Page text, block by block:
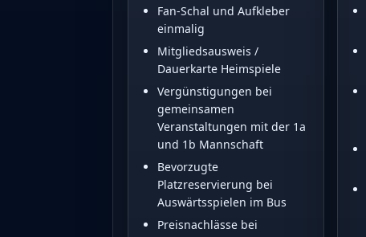
Fan-Schal und Aufkleber
einmalig
Mitgliedsausweis /
Dauerkarte Heimspiele
Vergünstigungen bei
gemeinsamen
Veranstaltungen mit der 1a
und 1b Mannschaft
Bevorzugte
Platzreservierung bei
Auswärtsspielen im Bus
Preisnachlässe bei